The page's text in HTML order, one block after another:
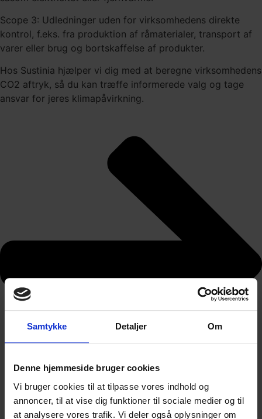
Samtykke Detaljer Om
Denne hjemmeside bruger cookies
Vi bruger cookies til at tilpasse vores indhold og
annoncer, til at vise dig funktioner til sociale medier og til
at analysere vores trafik. Vi deler også oplysninger om
Scope 3: Udledninger uden for virksomhedens direkte
kontrol, f.eks. fra produktion af råmaterialer, transport af
varer eller brug og bortskaffelse af produkter.
Hos Sustinia hjælper vi dig med at beregne virksomhedens
CO2 aftryk, så du kan træffe informerede valg og tage
ansvar for jeres klimapåvirkning.